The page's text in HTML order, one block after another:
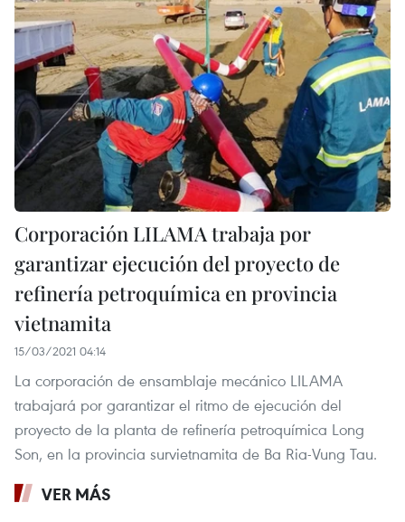
Corporación LILAMA trabaja por
garantizar ejecución del proyecto de
refinería petroquímica en provincia
vietnamita
15/03/2021 04:14
La corporación de ensamblaje mecánico LILAMA
trabajará por garantizar el ritmo de ejecución del
proyecto de la planta de refinería petroquímica Long
Son, en la provincia survietnamita de Ba Ria-Vung Tau.
VER MÁS